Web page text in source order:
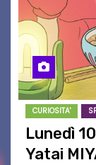
CURIOSITA'
Lunedì
Yatai